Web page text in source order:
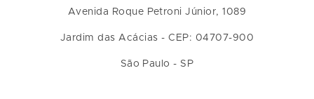
Avenida Roque Petroni Júnior, 1089
Jardim das Acácias - CEP: 04707-900
São Paulo - SP